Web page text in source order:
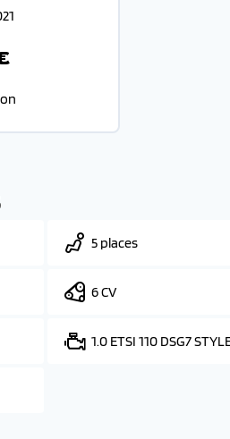
5 places
6 CV
1.0 ETSI 110 DSG7